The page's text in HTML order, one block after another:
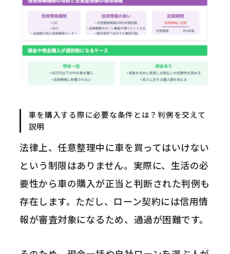
車を購入する際に必要な条件とは？判例を交えて
説明
法律上、任意整理中に車を買ってはいけない
という制限はありません。実際に、生活の必
要性から車の購入が正当と判断された判例も
存在します。ただし、ローン契約には信用情
報が審査対象になるため、通過が困難です。